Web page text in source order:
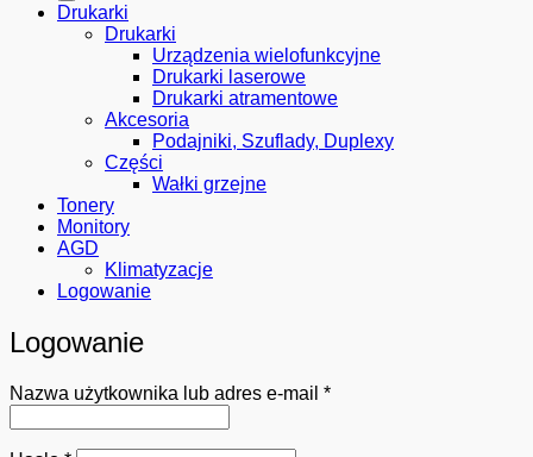
Drukarki
Drukarki
Urządzenia wielofunkcyjne
Drukarki laserowe
Drukarki atramentowe
Akcesoria
Podajniki, Szuflady, Duplexy
Części
Wałki grzejne
Tonery
Monitory
AGD
Klimatyzacje
Logowanie
Logowanie
Nazwa użytkownika lub adres e-mail *Wymagane